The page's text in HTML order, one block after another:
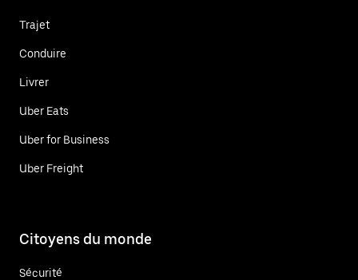
Trajet
Conduire
Livrer
Uber Eats
Uber for Business
Uber Freight
Citoyens du monde
Sécurité